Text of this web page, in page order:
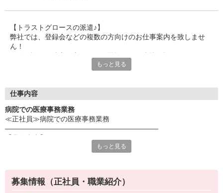
賞与：年2回、計4.50ヶ月分（前年度実績）
試用期間：6カ月（同条件）
【トラストグロースの派遣♪】
弊社では、登録会などの複数の方向けのお仕事案内を致しませ
ん！
だき、スタッフ様の希望を最大限考慮してお仕事のご提案を行っ
更に！就業中のフォローアップも万全！企業と求職者のかけ橋に
《応募の流れ》
Web又は電話応募（0120-373-703）
弊社応募担当からの電話で希望条件確認
企業とのマッチング
↓
弊社担当との面談＋企業との面談
もっと見る
仕事内容
病院での医療事務業務
≪正社員≫病院での医療事務業務
――――――――――――――――――――――
医療事務全般を行って頂きます。
・入院請求事務等
・文章処理業務等
もっと見る
募集情報（正社員・職業紹介）